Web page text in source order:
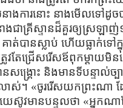
ងការនោះ នាងមើលទៅដូច
គ្រីស្ទានដ៏គួរឲ្យស្រឡាញ់១
ត់បានស្លាប់ ហើយធ្លាក់ទៅ
វតែជ្រើសរើសឪពុកម្ដាយមិ
បានសង្រ្គោះ និងមានទីបន្
។ «ចូររើសយកព្រះណា ដែ
យេស៊ូវមានបន្ទូលថា «អ្ន